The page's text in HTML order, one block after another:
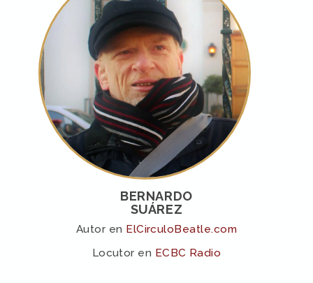
BERNARDO
SUÁREZ
Autor en ElCirculoBeatle.com
Locutor en ECBC Radio